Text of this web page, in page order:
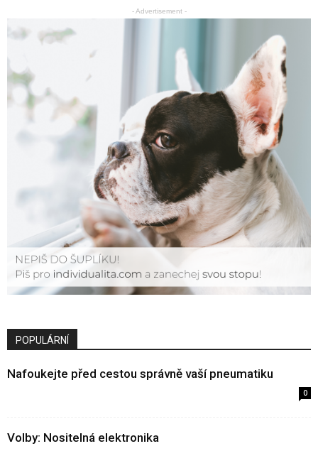
- Advertisement -
POPULÁRNÍ
Nafoukejte před cestou správně vaší pneumatiku
0
Volby: Nositelná elektronika